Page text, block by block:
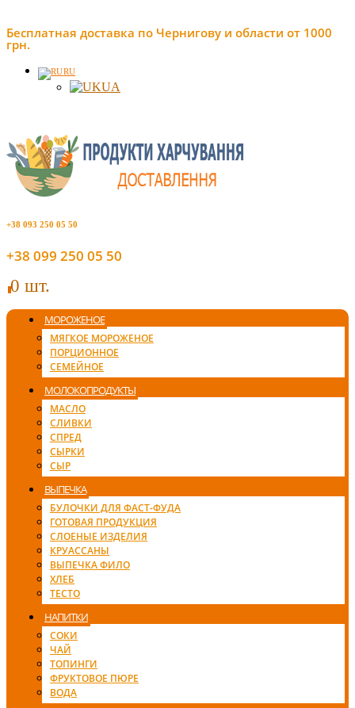
Бесплатная доставка по Чернигову и области от 1000
грн.
RU
UA
+38 093 250 05 50
+38 099 250 05 50
00 шт.
МОРОЖЕНОЕ
МЯГКОЕ МОРОЖЕНОЕ
ПОРЦИОННОЕ
СЕМЕЙНОЕ
МОЛОКОПРОДУКТЫ
МАСЛО
СЛИВКИ
СПРЕД
СЫРКИ
СЫР
ВЫПЕЧКА
БУЛОЧКИ ДЛЯ ФАСТ-ФУДА
ГОТОВАЯ ПРОДУКЦИЯ
СЛОЕНЫЕ ИЗДЕЛИЯ
КРУАССАНЫ
ВЫПЕЧКА ФИЛО
ХЛЕБ
ТЕСТО
НАПИТКИ
СОКИ
ЧАЙ
ТОПИНГИ
ФРУКТОВОЕ ПЮРЕ
ВОДА